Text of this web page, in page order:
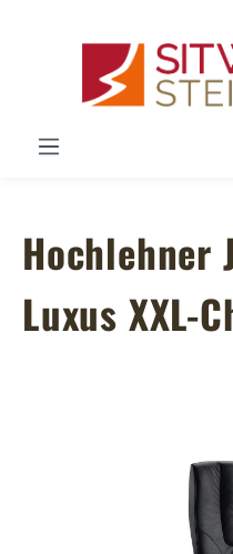
Hochlehner
Luxus XXL-
Bildergalerie